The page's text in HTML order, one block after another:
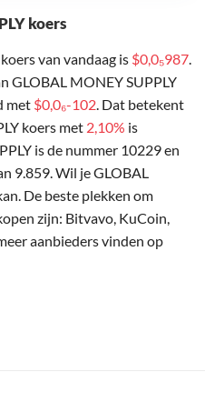
koers
van vandaag is $0,0₅987.
GLOBAL MONEY SUPPLY
met $0,0₆-102. Dat betekent
koers met 2,10% is
is de nummer 10229 en
9.859. Wil je GLOBAL
De beste plekken om
zijn: Bitvavo, KuCoin,
aanbieders vinden op